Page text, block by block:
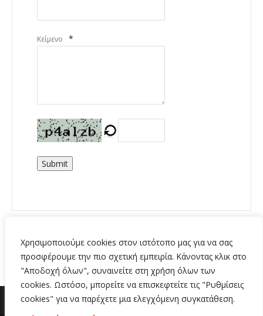
Χρησιμοποιούμε cookies στον ιστότοπο μας για να σας
προσφέρουμε την πιο σχετική εμπειρία. Κάνοντας κλικ στο
"Αποδοχή όλων", συναινείτε στη χρήση όλων των
cookies. Ωστόσο, μπορείτε να επισκεφτείτε τις "Ρυθμίσεις
cookies" για να παρέχετε μια ελεγχόμενη συγκατάθεση.
Κείμενο *
Submit